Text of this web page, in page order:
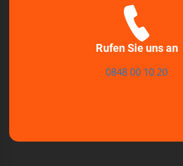
Rufen Sie uns an
0848 00 10 20